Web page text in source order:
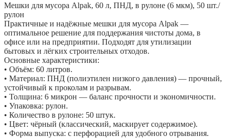
Мешки для мусора Alpak, 60 л, ПНД, в рулоне (6 мкм), 50 шт./
рулон
Практичные и надёжные мешки для мусора Alpak —
оптимальное решение для поддержания чистоты дома, в
офисе или на предприятии. Подходят для утилизации
бытовых и лёгких строительных отходов.
Основные характеристики:
• Объём: 60 литров.
• Материал: ПНД (полиэтилен низкого давления) — прочный,
устойчивый к проколам и разрывам.
• Толщина: 6 микрон — баланс прочности и экономичности.
• Упаковка: рулон.
• Количество в рулоне: 50 штук.
• Цвет: чёрный (классический, маскирует содержимое).
• Форма выпуска: с перфорацией для удобного отрывания.